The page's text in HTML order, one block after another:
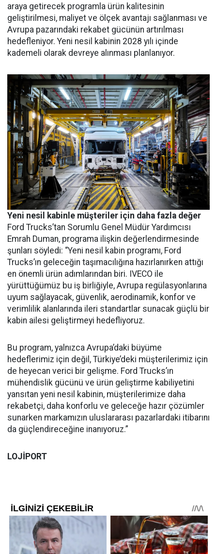
araya getirecek programla ürün kalitesinin
geliştirilmesi, maliyet ve ölçek avantajı sağlanması ve
Avrupa pazarındaki rekabet gücünün artırılması
hedefleniyor. Yeni nesil kabinin 2028 yılı içinde
kademeli olarak devreye alınması planlanıyor.
Yeni nesil kabinle müşteriler için daha fazla değer
Ford Trucks’tan Sorumlu Genel Müdür Yardımcısı
Emrah Duman, programa ilişkin değerlendirmesinde
şunları söyledi: “Yeni nesil kabin programı, Ford
Trucks’ın geleceğin taşımacılığına hazırlanırken attığı
en önemli ürün adımlarından biri. IVECO ile
yürüttüğümüz bu iş birliğiyle, Avrupa regülasyonlarına
uyum sağlayacak, güvenlik, aerodinamik, konfor ve
verimlilik alanlarında ileri standartlar sunacak güçlü bir
kabin ailesi geliştirmeyi hedefliyoruz.
Bu program, yalnızca Avrupa’daki büyüme
hedeflerimiz için değil, Türkiye’deki müşterilerimiz için
de heyecan verici bir gelişme. Ford Trucks’ın
mühendislik gücünü ve ürün geliştirme kabiliyetini
yansıtan yeni nesil kabinin, müşterilerimize daha
rekabetçi, daha konforlu ve geleceğe hazır çözümler
sunarken markamızın uluslararası pazarlardaki itibarını
da güçlendireceğine inanıyoruz.”
LOJİPORT